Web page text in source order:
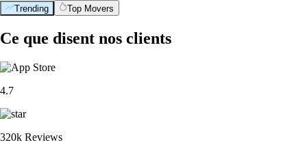
Trending Top Movers
Ce que disent nos clients
4.7
320k Reviews